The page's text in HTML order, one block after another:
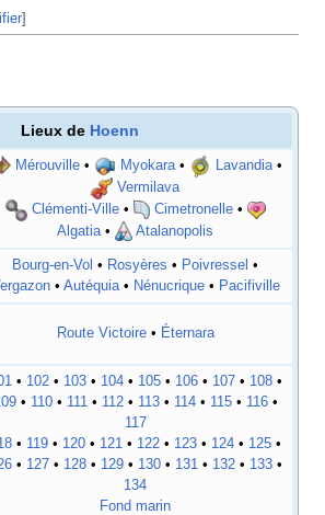
]
Lieux de Hoenn
Mérouville• Myokara• Lavandia•
Vermilava
Clémenti-Ville• Cimetronelle•
Algatia • Atalanopolis
Bourg-en-Vol • Rosyères • Poivressel •
• Autéquia• Nénucrique• Pacifiville
Route Victoire• Éternara
• 102• 103• 104• 105• 106• 107• 108•
• 110• 111 • 112• 113• 114• 115• 116•
117
• 119• 120• 121 • 122• 123• 124• 125•
• 127• 128• 129• 130• 131 • 132• 133•
134
Fond marin